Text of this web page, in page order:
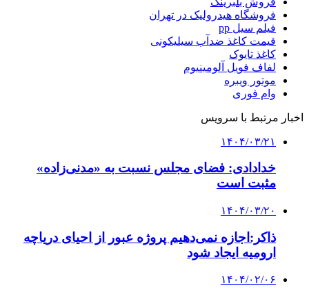
فروشگاه هیدرولیک در تهران
فیلم سیل pp
قیمت کاغذ ضدآب سیلیکونی
کاغذ تایوک
لفاف فویل آلومینیوم
موتور ویبره
وام فوری
اخبار مرتبط با سرویس
۱۴۰۴/۰۳/۲۱
خدادادی: فضای مجلس نسبت به «مدنی‌زاده»
مثبت است
۱۴۰۴/۰۳/۲۰
ذاکر:اجازه نمی‌دهیم پروژه عبور از احیای دریاچه
ارومیه ایجاد شود
۱۴۰۴/۰۲/۰۶